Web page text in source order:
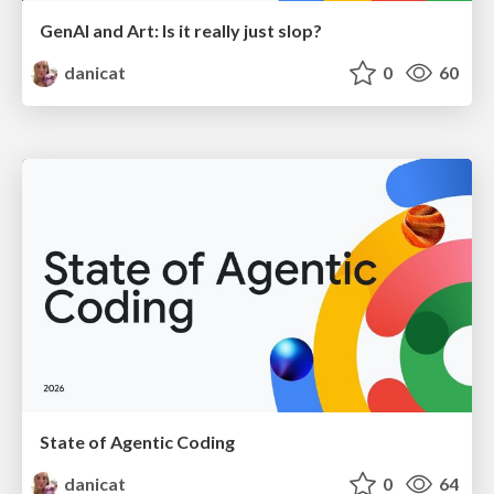
GenAI and Art: Is it really just slop?
danicat
0 60
State of Agentic Coding
danicat
0 64